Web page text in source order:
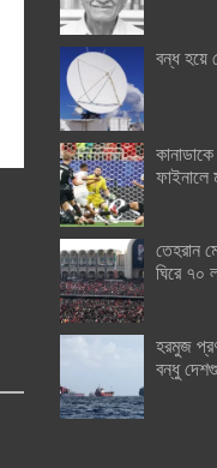
বন্ধ হয়ে
তেহরান
ঘিরে ৭০
হরমুজ
বন্ধু